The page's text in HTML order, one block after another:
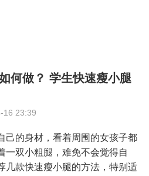
何做？ 学生快速瘦小腿
16 23:39
己的身材，看着周围的女孩子都
一双小粗腿，难免不会觉得自
几款快速瘦小腿的方法，特别适